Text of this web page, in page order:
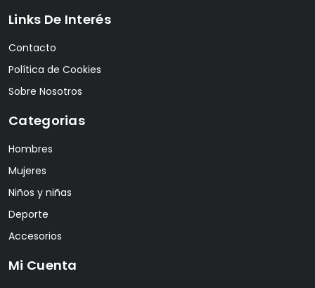
Links De Interés
Contacto
Política de Cookies
Sobre Nosotros
Categorias
Hombres
Mujeres
Niños y niñas
Deporte
Accesorios
Mi Cuenta